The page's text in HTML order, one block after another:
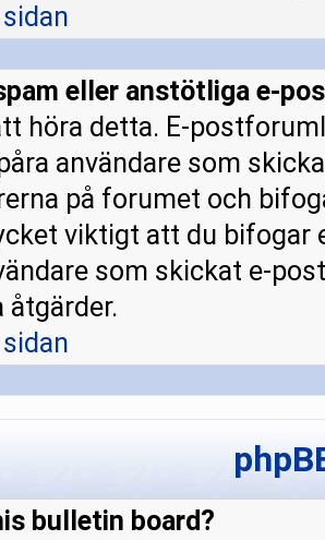
eller anstötliga e-
höra detta. E-
användare som
på forumet och
viktigt att du bifogar
som skickat e-
åtgärder.
bulletin board?